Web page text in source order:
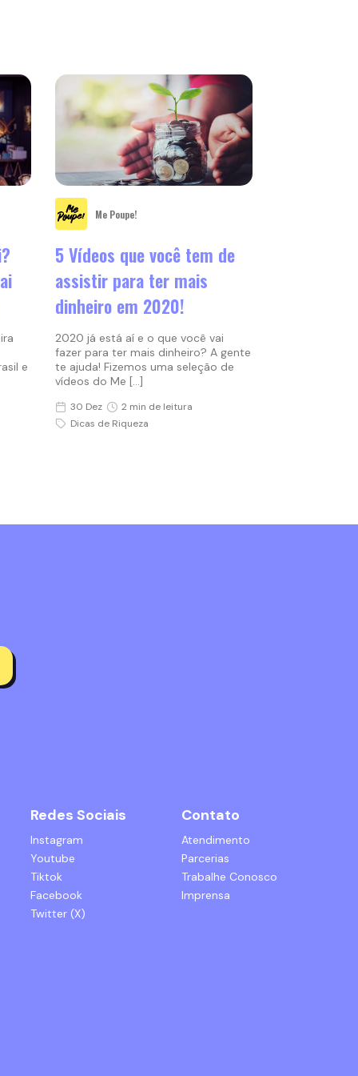
e
Me Poupe!
5 Vídeos que você tem de
assistir para ter mais
dinheiro em 2020!
2020 já está aí e o que você vai
fazer para ter mais dinheiro? A gente
te ajuda! Fizemos uma seleção de
vídeos do Me […]
30 Dez
2 min de leitura
Dicas de Riqueza
Redes Sociais
Instagram
Youtube
Tiktok
Facebook
Twitter (X)
Contato
Atendimento
Parcerias
Trabalhe Conosco
Imprensa